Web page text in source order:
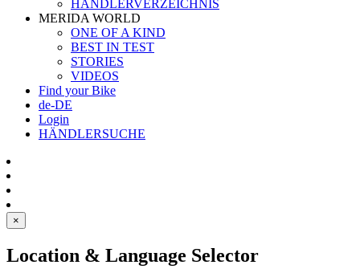
HÄNDLERVERZEICHNIS
MERIDA WORLD
ONE OF A KIND
BEST IN TEST
STORIES
VIDEOS
Find your Bike
de-DE
Login
HÄNDLERSUCHE
×
Location & Language Selector